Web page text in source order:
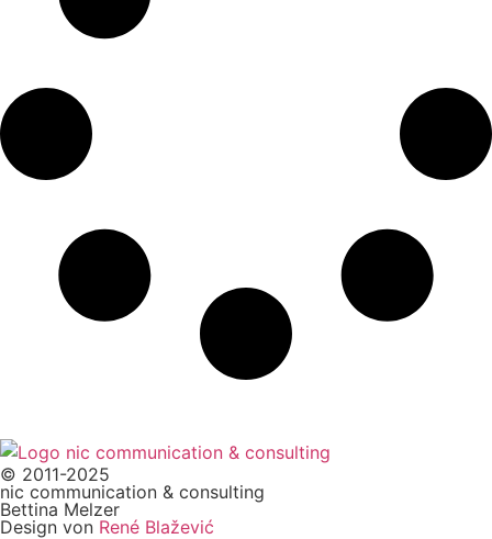
© 2011-2025
nic communication & consulting
Bettina Melzer
Design von René Blažević